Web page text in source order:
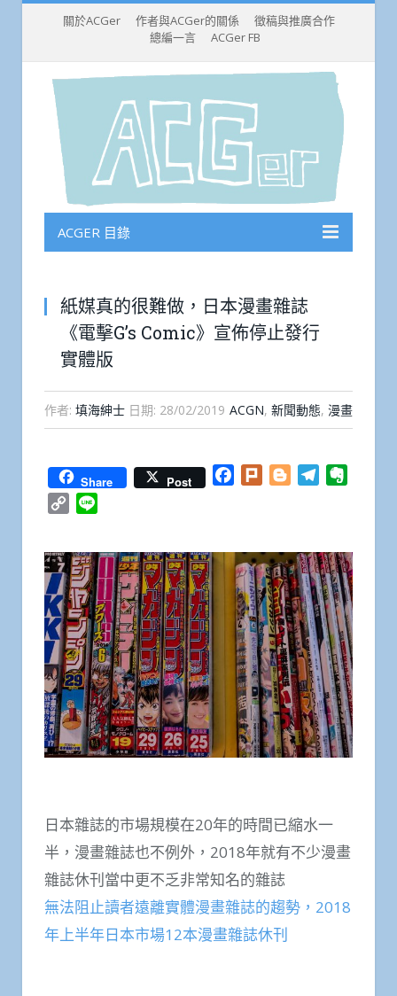
關於ACGer 作者與ACGer的關係
徵稿與推廣合作
總編一言
ACGer FB
ACGER 目錄
紙媒真的很難做，日本漫畫雜誌
《電擊G’s Comic》宣佈停止發行
實體版
作者: 填海紳士 日期: 28/02/2019 ACGN, 新聞動態, 漫畫
Share Post Facebook
Plurk BloggerTelegram
Copy
日本雜誌的市場規模在20年的時間已縮水一
半，漫畫雜誌也不例外，2018年就有不少漫畫
雜誌休刊當中更不乏非常知名的雜誌
無法阻止讀者遠離實體漫畫雜誌的趨勢，2018
年上半年日本市場12本漫畫雜誌休刊